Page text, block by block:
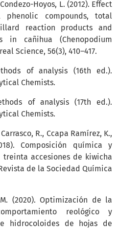
Hoyos, L. (2012). Effect
compounds, total
reaction products and
in cañihua (Chenopodium
Science, 56(3), 410–417.
of analysis (16th ed.).
Chemists.
of analysis (17th ed.).
Chemists.
R., Ccapa Ramírez, K.,
Composición química y
accesiones de kiwicha
de la Sociedad Química
(2020). Optimización de la
reológico y
hidrocoloides de hojas de